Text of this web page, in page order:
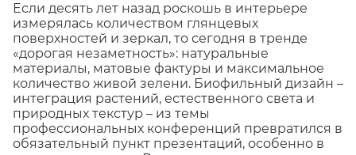
Если десять лет назад роскошь в интерьере
измерялась количеством глянцевых
поверхностей и зеркал, то сегодня в тренде
«дорогая незаметность»: натуральные
материалы, матовые фактуры и максимальное
количество живой зелени. Биофильный дизайн –
интеграция растений, естественного света и
природных текстур – из темы
профессиональных конференций превратился в
обязательный пункт презентаций, особенно в